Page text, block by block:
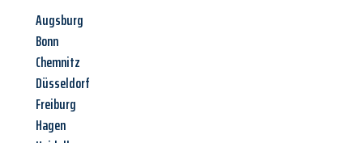
Augsburg
Bonn
Chemnitz
Düsseldorf
Freiburg
Hagen